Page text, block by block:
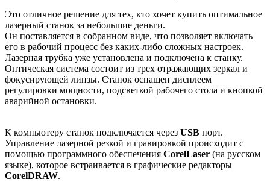
Это отличное решение для тех, кто хочет купить оптимальное
лазерный станок за небольшие деньги.
Он поставляется в собранном виде, что позволяет включать
его в рабочий процесс без каких-либо сложных настроек.
Лазерная трубка уже установлена и подключена к станку.
Оптическая система состоит из трех отражающих зеркал и
фокусирующей линзы. Станок оснащен дисплеем
регулировки мощности, подсветкой рабочего стола и кнопкой
аварийной остановки.
К компьютеру станок подключается через USB порт.
Управление лазерной резкой и гравировкой происходит с
помощью программного обеспечения CorelLaser (на русском
языке), которое встраивается в графические редакторы
CorelDRAW.